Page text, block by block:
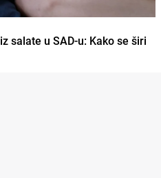
salate u SAD-u: Kako se širi